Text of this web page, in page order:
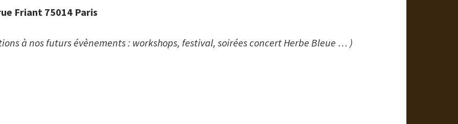
Friant 75014 Paris
à nos futurs évènements : workshops, festival, soirées concert Herbe Bleue … )